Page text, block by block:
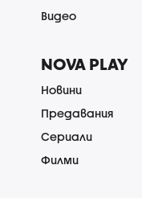
Видео
NOVA PLAY
Новини
Предавания
Сериали
Филми